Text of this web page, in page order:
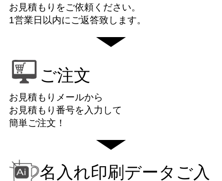
お見積もりをご依頼ください。
1営業日以内にご返答致します。
ご注文
お見積もりメールから
お見積もり番号を入力して
簡単ご注文！
名入れ印刷データご入